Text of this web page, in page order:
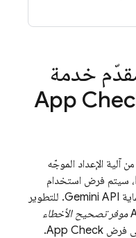
خدمة
App
2026، وكجزء من آلية الإعداد الموجّه
Gemini API. للتطوير
موفر تصحيح الأخطاء
فرض App Check
.